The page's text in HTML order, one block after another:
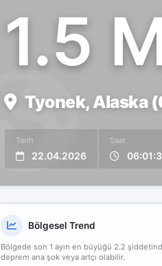
1.5
Tyonek, Alaska
Tarih
22.04.2026
Saat
Bölgesel Trend
Bölgede son 1 ayın en büyüğü 2.2
deprem ana şok veya artçı olabilir.